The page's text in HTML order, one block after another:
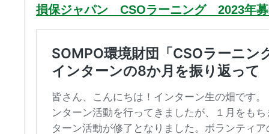
損保ジャパン CSOラーニング 2023年募